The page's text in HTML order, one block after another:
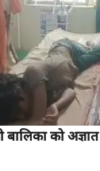
को अज्ञात